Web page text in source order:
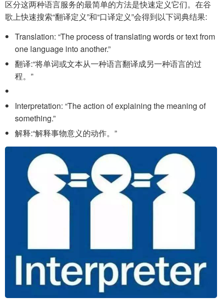
区分这两种语言服务的最简单的方法是快速定义它们。在谷
歌上快速搜索“翻译定义”和“口译定义”会得到以下词典结果:
Translation: “The process of translating words or text from
one language into another.”
翻译:“将单词或文本从一种语言翻译成另一种语言的过
程。”
Interpretation: “The action of explaining the meaning of
something.”
解释:“解释事物意义的动作。”